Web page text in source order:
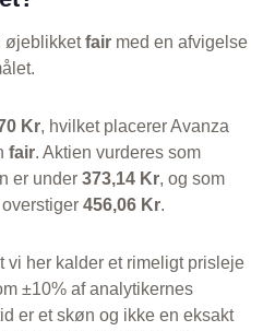
øjeblikketfair med en afvigelse
Kr, hvilket placerer Avanza
fair. Aktien vurderes som
er under 373,14 Kr, og som
456,06 Kr.
vi her kalder et rimeligt prisleje
±10% af analytikernes
er et skøn og ikke en eksakt